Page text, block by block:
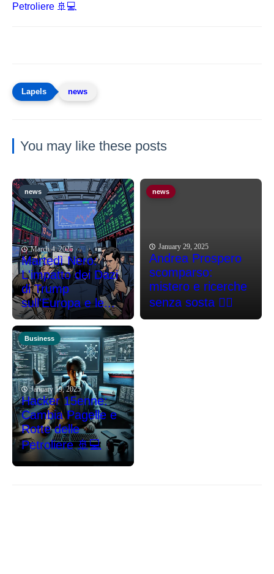
Petroliere 🚢💻
news
You may like these posts
news
March 4, 2025
Martedì Nero:
L'impatto dei Dazi
di Trump
sull'Europa e le...
news
January 29, 2025
Andrea Prospero
scomparso:
mistero e ricerche
senza sosta 🕵️‍♂️
Business
January 19, 2025
Hacker 15enne:
Cambia Pagelle e
Rotte delle
Petroliere 🚢💻